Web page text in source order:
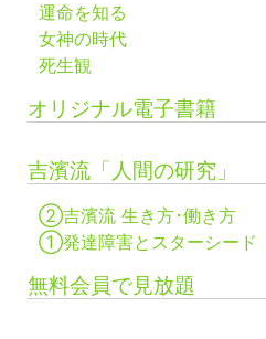
運命を知る
女神の時代
死生観
オリジナル電子書籍
吉濱流「人間の研究」
②吉濱流 生き方･働き方
①発達障害とスターシード
無料会員で見放題